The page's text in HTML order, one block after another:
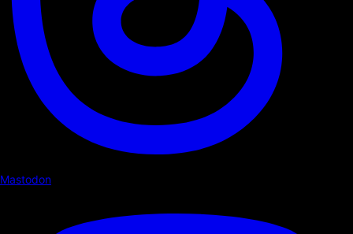
Mastodon